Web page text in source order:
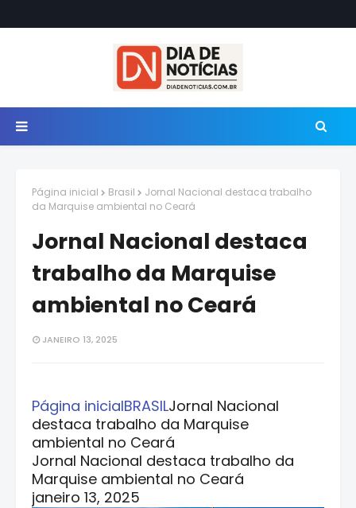
Página inicial Brasil
Jornal Nacional destaca trabalho
da Marquise ambiental no Ceará
Jornal Nacional destaca
trabalho da Marquise
ambiental no Ceará
JANEIRO 13, 2025
Página inicialBRASILJornal Nacional
destaca trabalho da Marquise
ambiental no Ceará
Jornal Nacional destaca trabalho da
Marquise ambiental no Ceará
janeiro 13, 2025